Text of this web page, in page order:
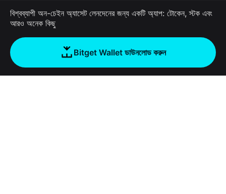
বিশ্বব্যাপী অন-চেইন অ্যাসেট লেনদেনের জন্য একটি অ্যাপ: টোকেন, স্টক এবং
আরও অনেক কিছু
Bitget Wallet ডাউনলোড করুন